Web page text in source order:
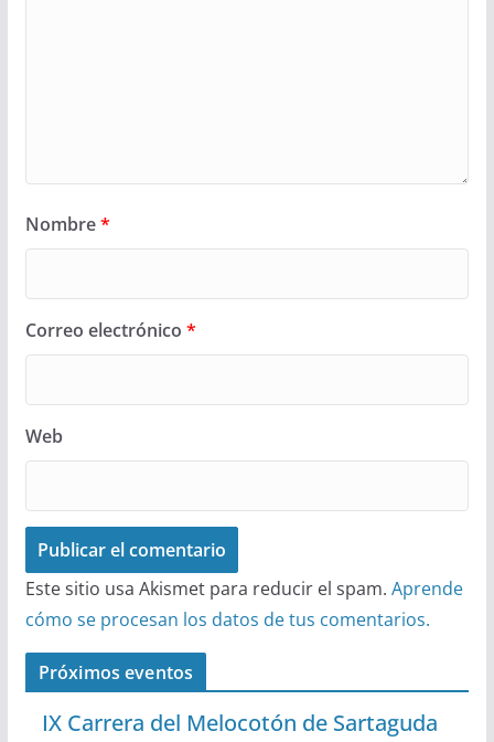
Nombre*
Correo electrónico *
Web
Este sitio usa Akismet para reducir el spam. Aprende
cómo se procesan los datos de tus comentarios.
Próximos eventos
IX Carrera del Melocotón de Sartaguda